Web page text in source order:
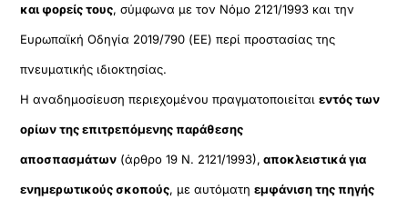
και φορείς τους, σύμφωνα με τον Νόμο 2121/1993 και την
Ευρωπαϊκή Οδηγία 2019/790 (ΕΕ) περί προστασίας της
πνευματικής ιδιοκτησίας.
Η αναδημοσίευση περιεχομένου πραγματοποιείταιεντός των
ορίων της επιτρεπόμενης παράθεσης
αποσπασμάτων (άρθρο 19 Ν. 2121/1993), αποκλειστικά για
ενημερωτικούς σκοπούς, με αυτόματηεμφάνιση της πηγής